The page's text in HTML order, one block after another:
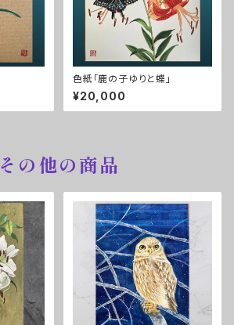
色紙「鹿の子ゆりと蝶」
¥20,000
その他の商品